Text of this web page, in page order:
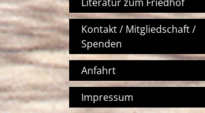
Kontakt / Mitgliedschaft /
Spenden
Anfahrt
Impressum